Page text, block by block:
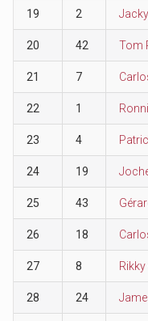
19 2
20 42 Tom
21 7
22 1
23 4
24 19
25 43
26 18
27 8 Rikky
28 24